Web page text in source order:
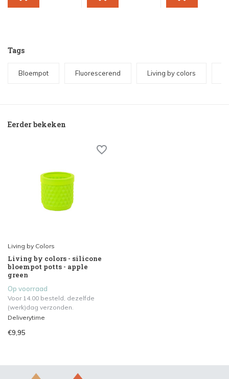
Tags
Bloempot Fluorescerend Living by colors
Eerder bekeken
Living by Colors
Living by colors - silicone
bloempot potts - apple
green
Op voorraad
Voor 14.00 besteld, dezelfde
(werk)dag verzonden.
Deliverytime
€9,95